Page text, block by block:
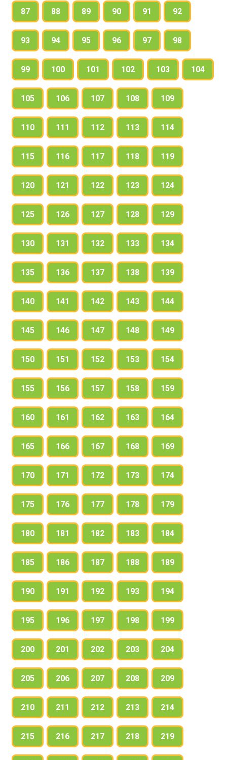
87 88 89 90 91 92
93 94 95 96 97 98
99 100 101 102 103 104
105 106 107 108 109
110 111 112 113 114
115 116 117 118 119
120 121 122 123 124
125 126 127 128 129
130 131 132 133 134
135 136 137 138 139
140 141 142 143 144
145 146 147 148 149
150 151 152 153 154
155 156 157 158 159
160 161 162 163 164
165 166 167 168 169
170 171 172 173 174
175 176 177 178 179
180 181 182 183 184
185 186 187 188 189
190 191 192 193 194
195 196 197 198 199
200 201 202 203 204
205 206 207 208 209
210 211 212 213 214
215 216 217 218 219